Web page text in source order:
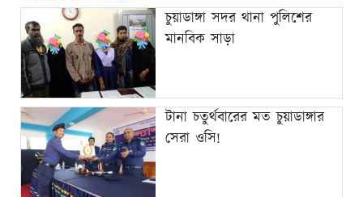
চুয়াডাঙ্গা সদর থানা পুলিশের
মানবিক সাড়া
টানা চতুর্থবারের মত চুয়াডাঙ্গার
সেরা ওসি!